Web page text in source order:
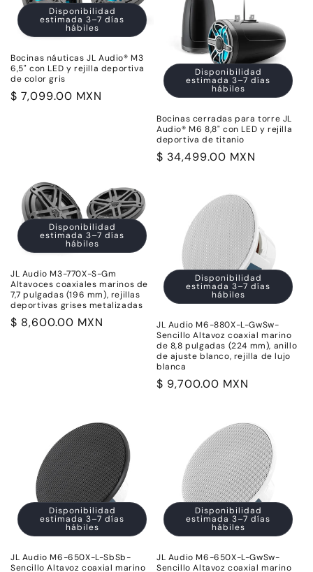
Disponibilidad
estimada 3–7 días
hábiles
Bocinas náuticas JL Audio® M3
6,5" con LED y rejilla deportiva
de color gris
Precio
$ 7,099.00 MXN
Disponibilidad
estimada 3–7 días
hábiles
Bocinas cerradas para torre JL
Audio® M6 8,8" con LED y rejilla
deportiva de titanio
Precio
$ 34,499.00 MXN
Disponibilidad
estimada 3–7 días
hábiles
JL Audio M3-770X-S-Gm
Altavoces coaxiales marinos de
7,7 pulgadas (196 mm), rejillas
deportivas grises metalizadas
Precio
$ 8,600.00 MXN
Disponibilidad
estimada 3–7 días
hábiles
JL Audio M6-880X-L-GwSw-
Sencillo Altavoz coaxial marino
de 8,8 pulgadas (224 mm), anillo
de ajuste blanco, rejilla de lujo
blanca
Precio
$ 9,700.00 MXN
Disponibilidad
estimada 3–7 días
hábiles
JL Audio M6-650X-L-SbSb-
Sencillo Altavoz coaxial marino
Disponibilidad
estimada 3–7 días
hábiles
JL Audio M6-650X-L-GwSw-
Sencillo Altavoz coaxial marino